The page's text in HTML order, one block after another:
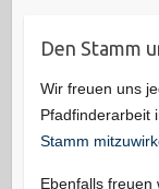
Den Stamm
Wir freuen uns
Pfadfinderarbeit
Stamm
Ebenfalls freuen